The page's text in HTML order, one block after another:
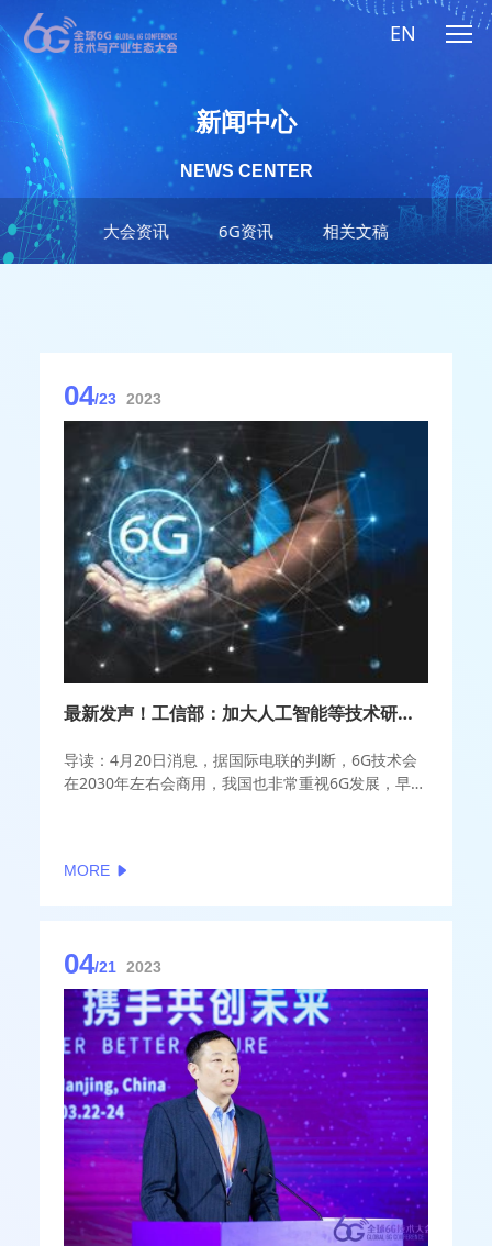
EN
大会资讯 6G资讯 相关文稿
新闻中心
NEWS CENTER
04/23 2023
最新发声！工信部：加大人工智能等技术研发力度
导读：4月20日消息，据国际电联的判断，6G技术会
在2030年左右会商用，我国也非常重视6G发展，早在
MORE
04/21 2023